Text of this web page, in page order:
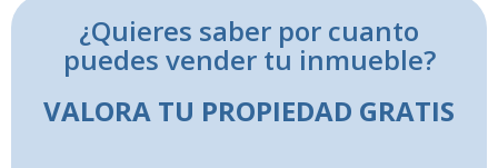
¿Quieres saber por cuanto
puedes vender tu inmueble?
VALORA TU PROPIEDAD GRATIS